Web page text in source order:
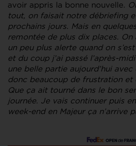
avoir appris la bonne nouvelle.
tout, on faisait notre débriefing
prochains jours. Mais en
remontée de plus dix places.
un peu plus alerte quand on
et du coup j’ai passé l’après-
une belle partie aujourd’hui
donc beaucoup de frustration et
Que ça ait tourné dans le bon
journée. Je vais continuer puis
week-end en Majeur ça n’arrive